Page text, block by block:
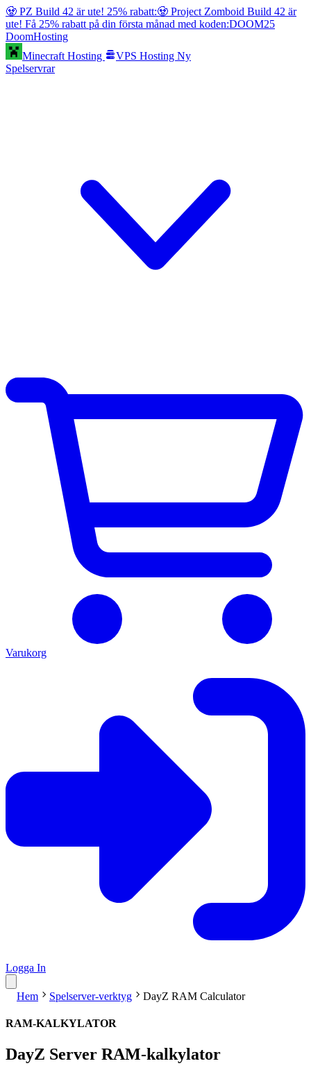
🧟 PZ Build 42 är ute! 25% rabatt:🧟 Project Zomboid Build 42 är
ute! Få 25% rabatt på din första månad med koden:DOOM25
DoomHosting
Minecraft Hosting
VPS Hosting Ny
Spelservrar
Varukorg
Logga In
Hem Spelserver-verktyg DayZ RAM Calculator
RAM-KALKYLATOR
DayZ Server RAM-kalkylator